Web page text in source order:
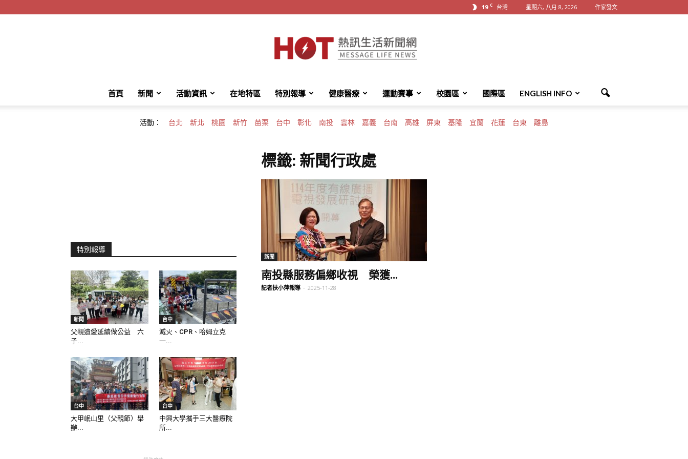
19 C 台灣 星期六, 八月 8, 2026 作家發文
HotMessage
熱
訊
首頁 新聞 活動資訊 在地特區 特別報導 健康醫療 運動賽事 校園區 國際區 ENGLISH INFO
活動： 台北 新北 桃園 新竹 苗栗 台中 彰化 南投 雲林 嘉義 台南 高雄 屏東 基隆 宜蘭 花蓮 台東 離島
標籤: 新聞行政處
新聞
南投縣服務偏鄉收視 榮獲...
記者扶小萍報導 - 2025-11-28
特別報導
新聞
父親遺愛延續做公益 六
子...
台中
滅火、CPR、哈姆立克
一...
台中
大甲岷山里（父親節）舉
辦...
台中
中興大學攜手三大醫療院
所...